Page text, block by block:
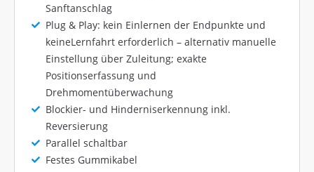
Sanftanschlag
Plug & Play: kein Einlernen der Endpunkte und
keineLernfahrt erforderlich – alternativ manuelle
Einstellung über Zuleitung; exakte
Positionserfassung und
Drehmomentüberwachung
Blockier- und Hinderniserkennung inkl.
Reversierung
Parallel schaltbar
Festes Gummikabel